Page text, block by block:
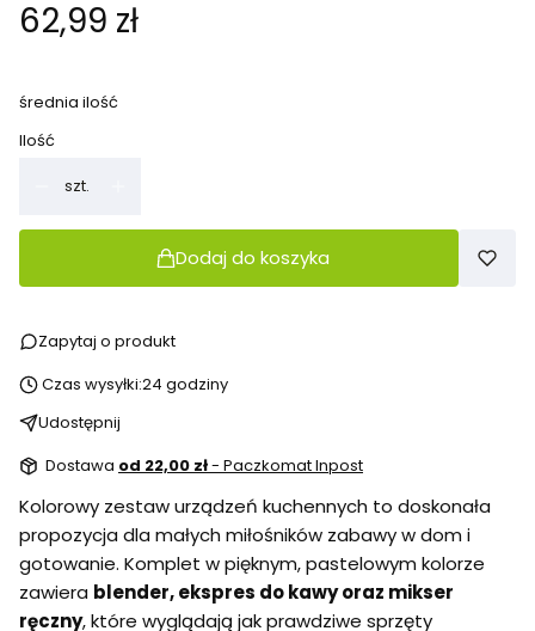
Cena
62,99 zł
średnia ilość
Ilość
szt.
Dodaj do koszyka
Zapytaj o produkt
Czas wysyłki:24 godziny
Udostępnij
Dostawa od 22,00 zł- Paczkomat Inpost
Kolorowy zestaw urządzeń kuchennych to doskonała
propozycja dla małych miłośników zabawy w dom i
gotowanie. Komplet w pięknym, pastelowym kolorze
zawiera blender, ekspres do kawy oraz mikser
ręczny, które wyglądają jak prawdziwe sprzęty